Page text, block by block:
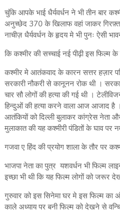
चुंकि आपके भाई धैर्यवर्धन ने भी तीन बार
अनुच्छेद 370 के खिलाफ वहां जाकर
नाचीज़ धैर्यवर्धन के हृदय मे भी पुनः ऐसी
कि कश्मीर की सच्चाई नई पीढ़ी इस फिल्म
कश्मीर मे आतंकवाद के कारन सत्तर हज़ार
सरकारी नौकरी से कानूनन रोक थी ।
चार सौ लोगों की हत्या की गई थी ।
हिन्दुओं की हत्या करने वाला आज आजाद
आतंकियों को दिल्ली बुलाकर कांग्रेस नेता
मुलाकात की यह कश्मीरी पंडितों के घाव
गजवा ए हिंद की प्रयोग शाला के तौर पर
भाजपा नेता का पुत्र यशवर्धन भी फिल्म
इच्छा भी थी कि यह फिल्म लोगों को जरूर
गुरुवार को इस सिनेमा घर मे इस फिल्म
काले अध्याय पर बनी फिल्म को देखने से